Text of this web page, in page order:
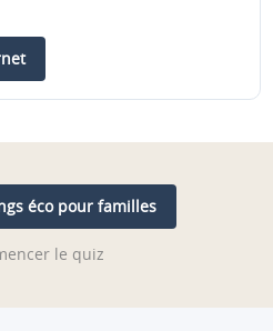
éco pour familles
le quiz